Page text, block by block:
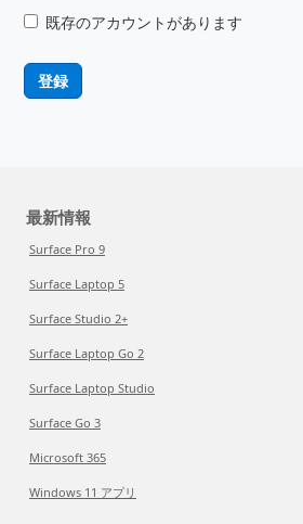
既存のアカウントがあります
登録
最新情報
Surface Pro 9
Surface Laptop 5
Surface Studio 2+
Surface Laptop Go 2
Surface Laptop Studio
Surface Go 3
Microsoft 365
Windows 11 アプリ